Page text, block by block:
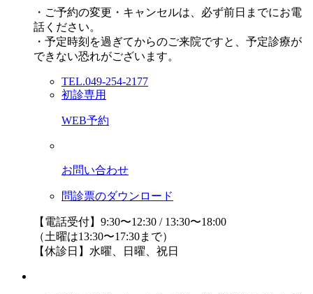
・ご予約の変更・キャンセルは、必ず前日までにお電
話ください。
・予定時刻を過ぎてからのご来院ですと、予定診療が
できない恐れがございます。
TEL.049-254-2177
初診専用
WEB予約
お問い合わせ
問診票のダウンロード
【電話受付】9:30〜12:30 / 13:30〜18:00
（土曜は13:30〜17:30まで）
【休診日】水曜、日曜、祝日